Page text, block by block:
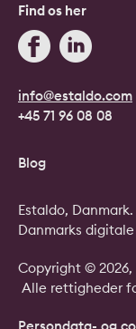
info@estaldo.com
+45 71 96 08 08
Find os her
Blog
Copyright © 2026,
Alle rettigheder
Persondata- og
Estaldo, Danmark.
Danmarks